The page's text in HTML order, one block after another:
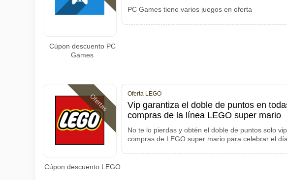
Cúpon descuento PC
Games
PC Games tiene varios juegos en oferta
Ofertas
Cúpon descuento LEGO
Oferta LEGO
Vip garantiza el doble de puntos en
compras de la línea LEGO super mario
No te lo pierdas y obtén el doble de puntos solo
compras de LEGO super mario para celebrar el